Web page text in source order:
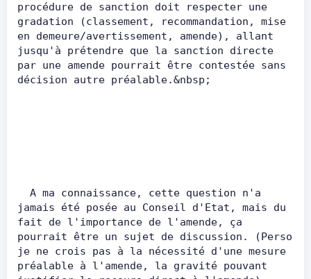
procédure de sanction doit respecter une
gradation (classement, recommandation, mise
en demeure/avertissement, amende), allant
jusqu'à prétendre que la sanction directe
par une amende pourrait être contestée sans
décision autre préalable.&nbsp;
jamais été posée au Conseil d'Etat, mais du
fait de l'importance de l'amende, ça
pourrait être un sujet de discussion. (Perso
je ne crois pas à la nécessité d'une mesure
préalable à l'amende, la gravité pouvant